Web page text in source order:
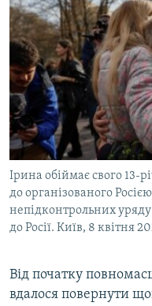
ВСЕ ЗА ДЕНЬ
СПЕЦПРОЕКТИ
ДЕПОРТАЦІЯ
ВІДЕОУРОКИ «ELIFBE»
СВІДЧЕННЯ ОКУПАЦІЇ
УКРАЇНСЬКА ПРОБЛЕМА
ІНФОГРАФІКА
ЯК ОБІЙТИ
Русский
Qırımtatar
ДОЛУЧАЙСЯ!
Ірина обіймає свого 13-
до організованого
непідконтрольних
до Росії. Київ, 8 квітня
Від початку
вдалося повернути